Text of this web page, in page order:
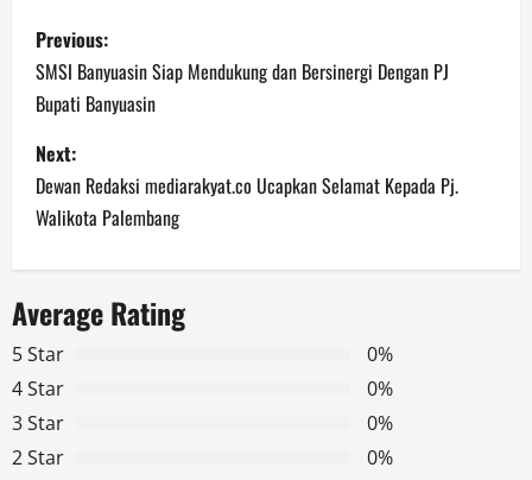
P
o
s
t
n
a
v
i
g
Previous:
SMSI Banyuasin Siap Mendukung dan Bersinergi Dengan PJ
Bupati Banyuasin
Next:
Dewan Redaksi mediarakyat.co Ucapkan Selamat Kepada Pj.
Walikota Palembang
Average Rating
5 Star
0%
4 Star
0%
3 Star
0%
2 Star
0%